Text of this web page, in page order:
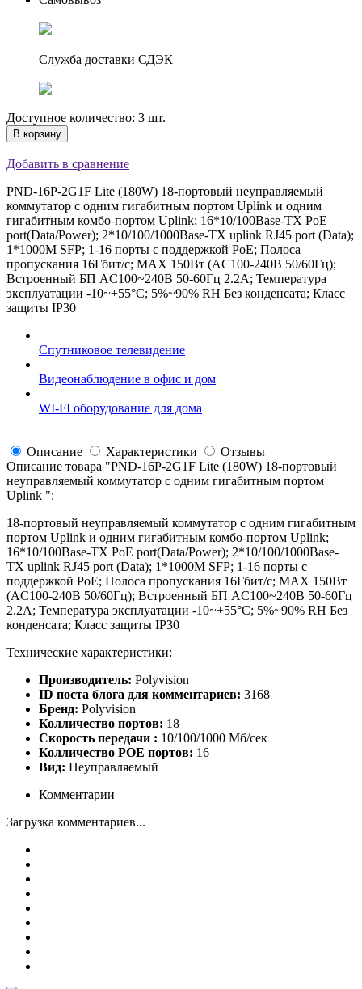
Служба доставки СДЭК
Доступное количество: 3 шт.
В корзину
Добавить в сравнение
PND-16P-2G1F Lite (180W) 18-портовый неуправляемый
коммутатор с одним гигабитным портом Uplink и одним
гигабитным комбо-портом Uplink; 16*10/100Base-TX PoE
port(Data/Power); 2*10/100/1000Base-TX uplink RJ45 port (Data);
1*1000M SFP; 1-16 порты с поддержкой PoE; Полоса
пропускания 16Гбит/с; MAX 150Вт (AC100-240В 50/60Гц);
Встроенный БП AC100~240В 50-60Гц 2.2A; Температура
эксплуатации -10~+55°C; 5%~90% RH Без конденсата; Класс
защиты IP30
Спутниковое телевидение
Видеонаблюдение в офис и дом
WI-FI оборудование для дома
Описание Характеристики
Отзывы
Описание товара "PND-16P-2G1F Lite (180W) 18-портовый
неуправляемый коммутатор с одним гигабитным портом
Uplink ":
18-портовый неуправляемый коммутатор с одним гигабитным
портом Uplink и одним гигабитным комбо-портом Uplink;
16*10/100Base-TX PoE port(Data/Power); 2*10/100/1000Base-
TX uplink RJ45 port (Data); 1*1000M SFP; 1-16 порты с
поддержкой PoE; Полоса пропускания 16Гбит/с; MAX 150Вт
(AC100-240В 50/60Гц); Встроенный БП AC100~240В 50-60Гц
2.2A; Температура эксплуатации -10~+55°C; 5%~90% RH Без
конденсата; Класс защиты IP30
Технические характеристики:
Производитель: Polyvision
ID поста блога для комментариев: 3168
Бренд: Polyvision
Колличество портов: 18
Скорость передачи : 10/100/1000 Мб/сек
Колличество POE портов: 16
Вид: Неуправляемый
Комментарии
Загрузка комментариев...